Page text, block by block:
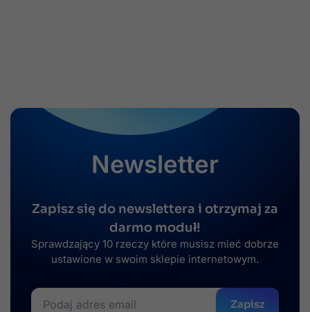
Newsletter
Zapisz się do newslettera i otrzymaj za
darmo moduł!
Sprawdzający 10 rzeczy które musisz mieć dobrze
ustawione w swoim sklepie internetowym.
Zapisz